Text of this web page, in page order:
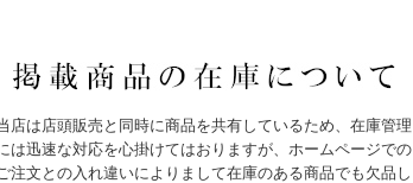
店は店頭販売と同時に商品を共有しているため、在庫管理
は迅速な対応を心掛けてはおりますが、ホームページでの
注文との入れ違いによりまして在庫のある商品でも欠品し